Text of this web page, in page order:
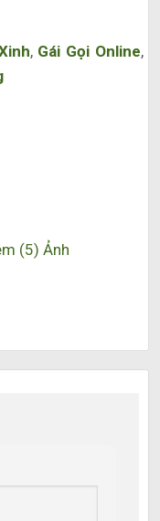
, Gái Gọi Online,
(5) Ảnh